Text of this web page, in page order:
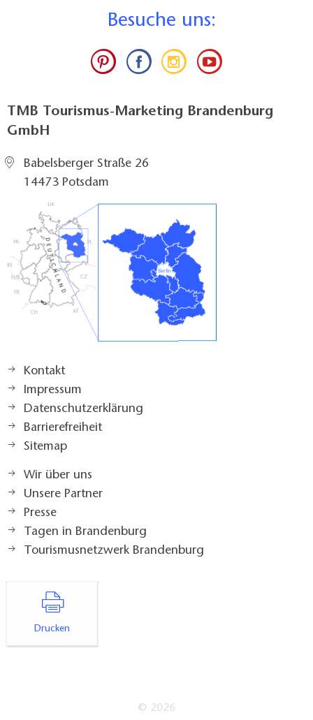
Besuche uns:
TMB Tourismus-Marketing Brandenburg
GmbH
Babelsberger Straße 26
14473 Potsdam
Kontakt
Impressum
Datenschutzerklärung
Barrierefreiheit
Sitemap
Wir über uns
Unsere Partner
Presse
Tagen in Brandenburg
Tourismusnetzwerk Brandenburg
Drucken
© 2026